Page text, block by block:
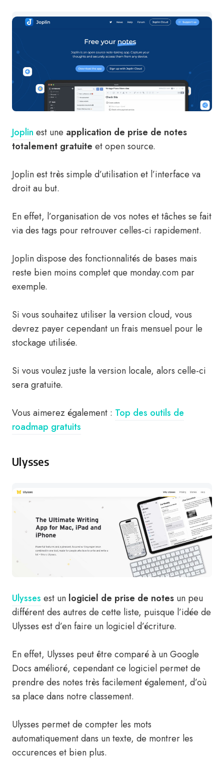
Joplin est une application de prise de notes
totalement gratuite et open source.
Joplin est très simple d’utilisation et l’interface va
droit au but.
En effet, l’organisation de vos notes et tâches se fait
via des tags pour retrouver celles-ci rapidement.
Joplin dispose des fonctionnalités de bases mais
reste bien moins complet que monday.com par
exemple.
Si vous souhaitez utiliser la version cloud, vous
devrez payer cependant un frais mensuel pour le
stockage utilisée.
Si vous voulez juste la version locale, alors celle-ci
sera gratuite.
Vous aimerez également : Top des outils de
roadmap gratuits
Ulysses
Ulysses est un logiciel de prise de notes un peu
différent des autres de cette liste, puisque l’idée de
Ulysses est d’en faire un logiciel d’écriture.
En effet, Ulysses peut être comparé à un Google
Docs amélioré, cependant ce logiciel permet de
prendre des notes très facilement également, d’où
sa place dans notre classement.
Ulysses permet de compter les mots
automatiquement dans un texte, de montrer les
occurences et bien plus.